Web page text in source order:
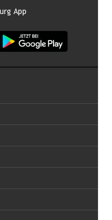
App
Apple App Store
Land Salzburg im